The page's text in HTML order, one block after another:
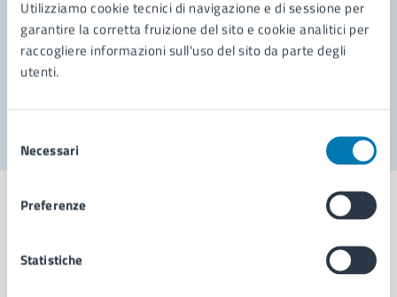
Utilizziamo cookie tecnici di navigazione e di sessione per
garantire la corretta fruizione del sito e cookie analitici per
raccogliere informazioni sull'uso del sito da parte degli
utenti.
delNecessari
Preferenze
Statistiche
Prenota appuntamento
Problemi in città
Comune di Napoli